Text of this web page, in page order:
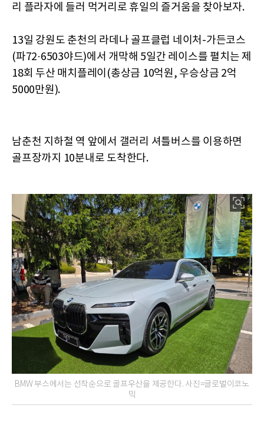
리 플라자에 들러 먹거리로 휴일의 즐거움을 찾아보자.
13일 강원도 춘천의 라데나 골프클럽 네이처-가든코스
(파72·6503야드)에서 개막해 5일간 레이스를 펼치는 제
18회 두산 매치플레이(총상금 10억원, 우승상금 2억
5000만원).
남춘천 지하철 역 앞에서 갤러리 셔틀버스를 이용하면
골프장까지 10분내로 도착한다.
BMW 부스에서는 선착순으로 골프우산을 제공한다. 사진=글로벌이코노
믹